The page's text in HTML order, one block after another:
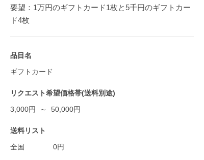
要望：1万円のギフトカード1枚と5千円のギフトカー
ド4枚
品目名
ギフトカード
リクエスト希望価格帯(送料別途)
3,000円 ～ 50,000円
送料リスト
全国
0円